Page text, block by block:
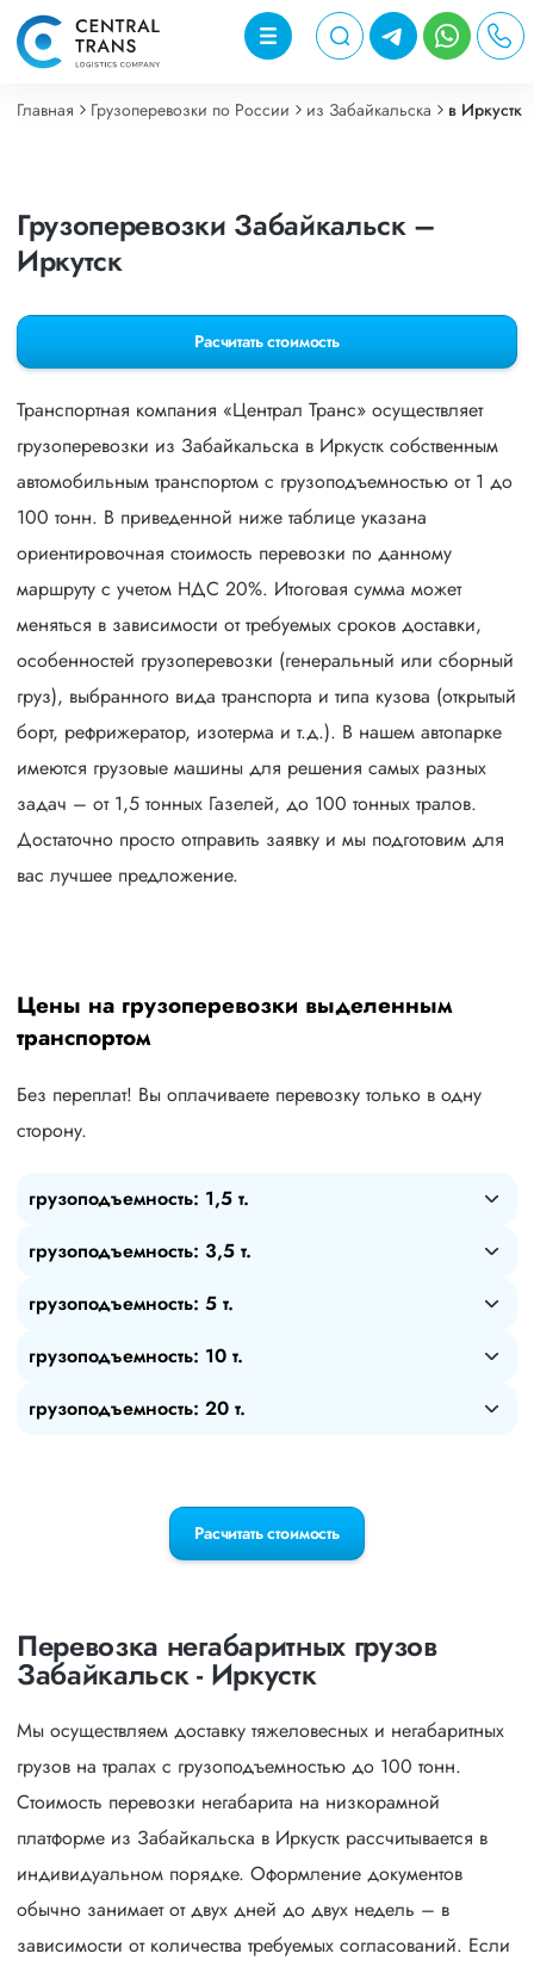
Главная Грузоперевозки по России из Забайкальска в Иркустк
Грузоперевозки Забайкальск –
Иркутск
Расчитать стоимость
Транспортная компания «Централ Транс» осуществляет
грузоперевозки из Забайкальска в Иркустк собственным
автомобильным транспортом с грузоподъемностью от 1 до
100 тонн. В приведенной ниже таблице указана
ориентировочная стоимость перевозки по данному
маршруту с учетом НДС 20%. Итоговая сумма может
меняться в зависимости от требуемых сроков доставки,
особенностей грузоперевозки (генеральный или сборный
груз), выбранного вида транспорта и типа кузова (открытый
борт, рефрижератор, изотерма и т.д.). В нашем автопарке
имеются грузовые машины для решения самых разных
задач – от 1,5 тонных Газелей, до 100 тонных тралов.
Достаточно просто отправить заявку и мы подготовим для
вас лучшее предложение.
Цены на грузоперевозки выделенным
транспортом
Без переплат! Вы оплачиваете перевозку только в одну
сторону.
грузоподъемность: 1,5 т.
грузоподъемность: 3,5 т.
грузоподъемность: 5 т.
грузоподъемность: 10 т.
грузоподъемность: 20 т.
Расчитать стоимость
Перевозка негабаритных грузов
Забайкальск - Иркустк
Мы осуществляем доставку тяжеловесных и негабаритных
грузов на тралах с грузоподъемностью до 100 тонн.
Стоимость перевозки негабарита на низкорамной
платформе из Забайкальска в Иркустк рассчитывается в
индивидуальном порядке. Оформление документов
обычно занимает от двух дней до двух недель – в
зависимости от количества требуемых согласований. Если